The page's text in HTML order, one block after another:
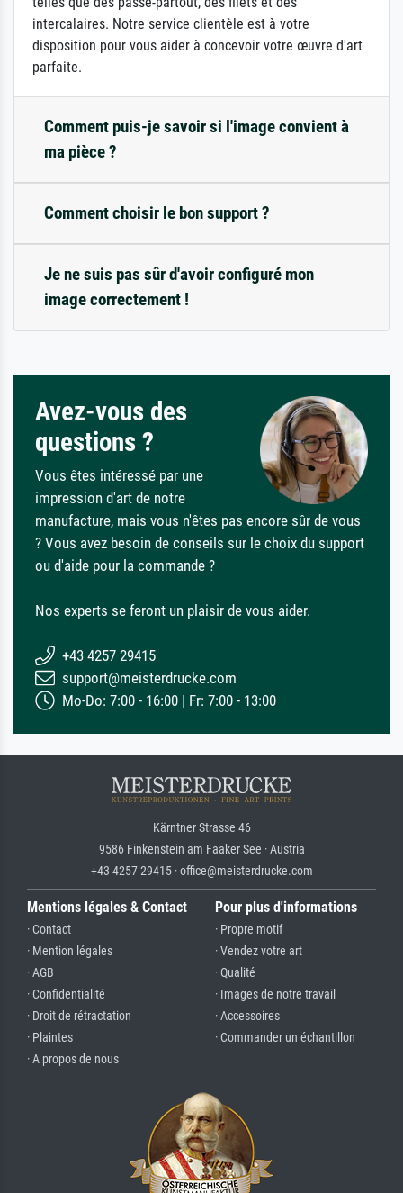
intercalaires. Notre service clientèle est à votre
disposition pour vous aider à concevoir votre œuvre d'art
parfaite.
Comment puis-je savoir si l'image convient à
ma pièce ?
Comment choisir le bon support ?
Je ne suis pas sûr d'avoir configuré mon
image correctement !
Avez-vous des
questions ?
Vous êtes intéressé par une
impression d'art de notre
manufacture, mais vous n'êtes pas encore sûr de vous
? Vous avez besoin de conseils sur le choix du support
ou d'aide pour la commande ?
Nos experts se feront un plaisir de vous aider.
+43 4257 29415
support@meisterdrucke.com
Mo-Do: 7:00 - 16:00 | Fr: 7:00 - 13:00
Kärntner Strasse 46
9586 Finkenstein am Faaker See · Austria
+43 4257 29415 · office@meisterdrucke.com
Mentions légales & Contact
· Contact
· Mention légales
· AGB
· Confidentialité
· Droit de rétractation
· Plaintes
· A propos de nous
Pour plus d'informations
· Propre motif
· Vendez votre art
· Qualité
· Images de notre travail
· Accessoires
· Commander un échantillon